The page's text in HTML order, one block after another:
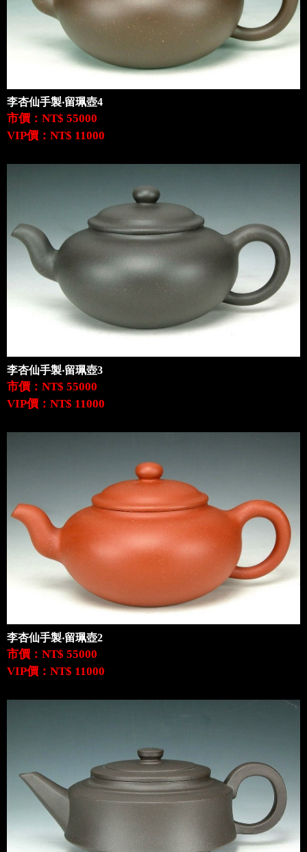
李杏仙手製‧留珮壺4
市價：NT$ 55000
VIP價：NT$ 11000
李杏仙手製‧留珮壺3
市價：NT$ 55000
VIP價：NT$ 11000
李杏仙手製‧留珮壺2
市價：NT$ 55000
VIP價：NT$ 11000